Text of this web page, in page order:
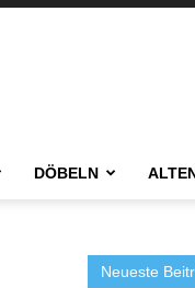
DÖBELN
Neueste